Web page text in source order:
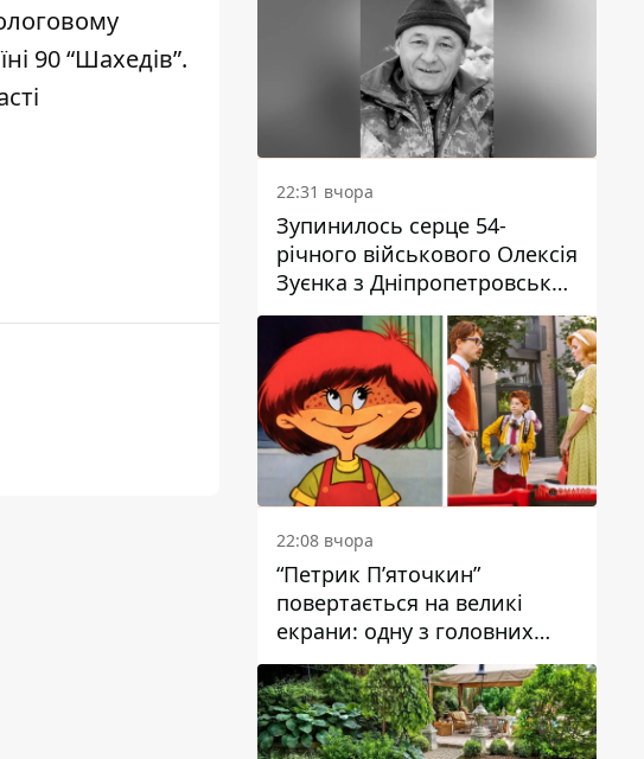
90 “Шахедів”.
22:31 вчора
Зупинилось серце 54-
річного військового Олексія
Зуєнка з Дніпропетровської
області
22:08 вчора
“Петрик П’яточкин”
повертається на великі
екрани: одну з головних
ролей зіграє 9-річний
дніпрянин Олександр
Войтеховський